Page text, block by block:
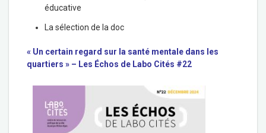
éducative
La sélection de la doc
« Un certain regard sur la santé mentale dans les
quartiers » – Les Échos de Labo Cités #22